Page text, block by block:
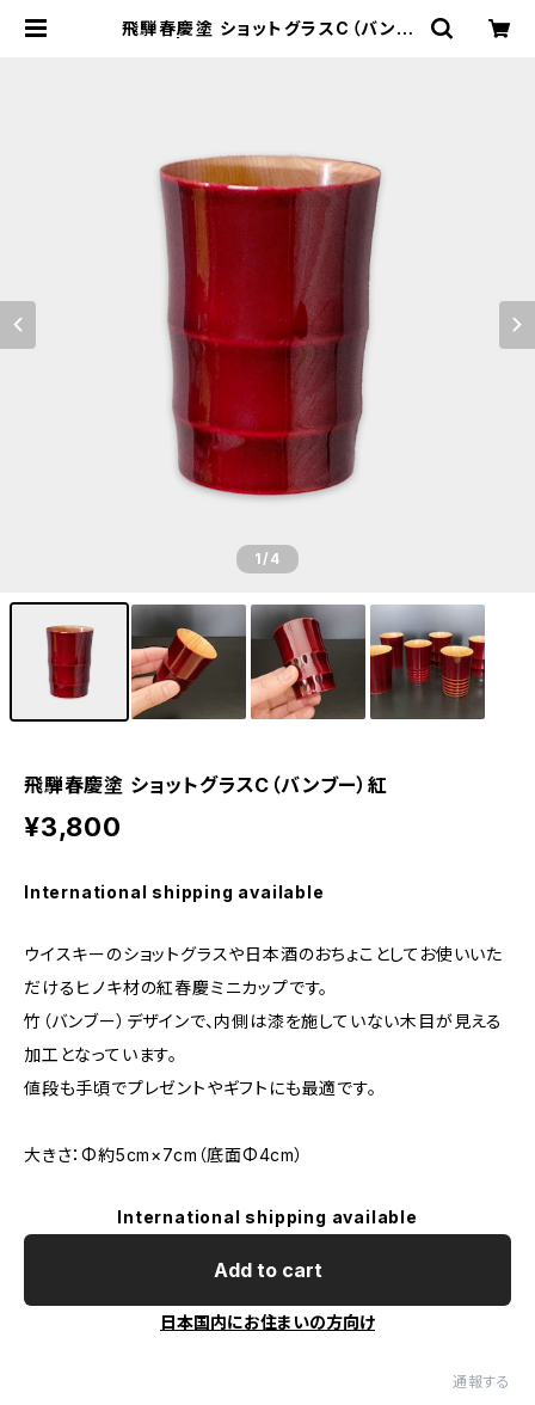
飛騨春慶塗 ショットグラスC（バンブ
1/4
飛騨春慶塗 ショットグラスC（バンブー）紅
¥3,800
International shipping available
ウイスキーのショットグラスや日本酒のおちょことしてお使いいた
だけるヒノキ材の紅春慶ミニカップです。
竹（バンブー）デザインで、内側は漆を施していない木目が見える
加工となっています。
値段も手頃でプレゼントやギフトにも最適です。
大きさ：Φ約5cm×7cm（底面Φ4cm）
International shipping available
Add to cart
日本国内にお住まいの方向け
通報する